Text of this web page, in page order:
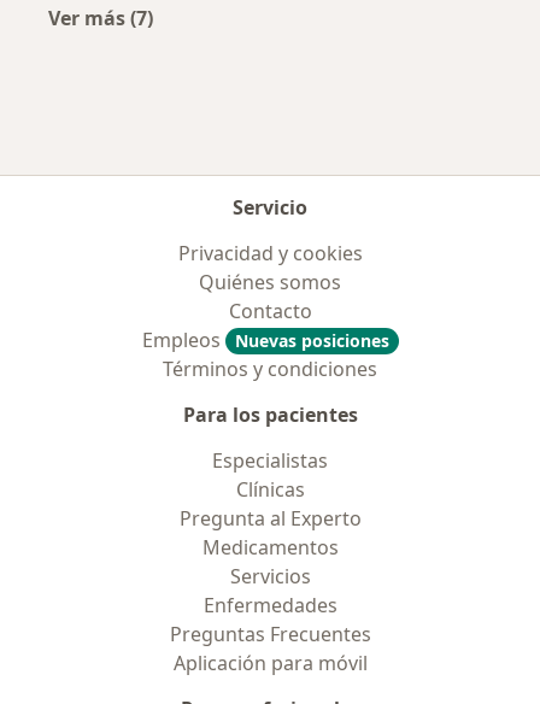
Ver más (7)
Servicio
Privacidad y cookies
Quiénes somos
Contacto
Empleos
Nuevas posiciones
Términos y condiciones
Para los pacientes
Especialistas
Clínicas
Pregunta al Experto
Medicamentos
Servicios
Enfermedades
Preguntas Frecuentes
Aplicación para móvil